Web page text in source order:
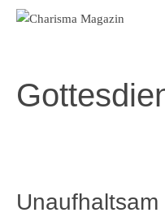
Zum
Unaufhaltsam